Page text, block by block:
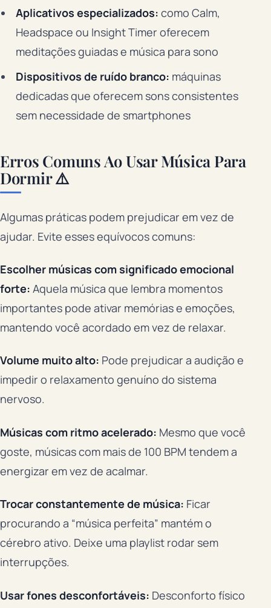
Aplicativos especializados: como Calm,
Headspace ou Insight Timer oferecem
meditações guiadas e música para sono
Dispositivos de ruído branco: máquinas
dedicadas que oferecem sons consistentes
sem necessidade de smartphones
Erros Comuns Ao Usar Música Para
Dormir ⚠️
Algumas práticas podem prejudicar em vez de
ajudar. Evite esses equívocos comuns:
Escolher músicas com significado emocional
forte: Aquela música que lembra momentos
importantes pode ativar memórias e emoções,
mantendo você acordado em vez de relaxar.
Volume muito alto: Pode prejudicar a audição e
impedir o relaxamento genuíno do sistema
nervoso.
Músicas com ritmo acelerado: Mesmo que você
goste, músicas com mais de 100 BPM tendem a
energizar em vez de acalmar.
Trocar constantemente de música: Ficar
procurando a “música perfeita” mantém o
cérebro ativo. Deixe uma playlist rodar sem
interrupções.
Usar fones desconfortáveis: Desconforto físico